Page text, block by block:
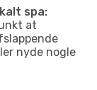
spa:
at
nyde nogle